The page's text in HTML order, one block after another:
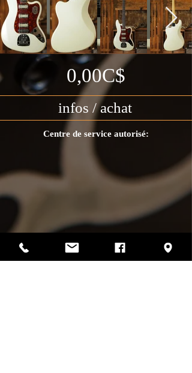
0,00C$
infos / achat
Centre de service autorisé:
Photos par Sharif Mirshak